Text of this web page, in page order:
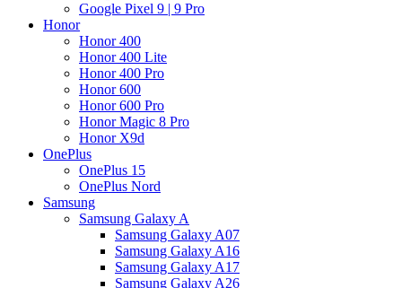
Google Pixel 9 | 9 Pro
Honor
Honor 400
Honor 400 Lite
Honor 400 Pro
Honor 600
Honor 600 Pro
Honor Magic 8 Pro
Honor X9d
OnePlus
OnePlus 15
OnePlus Nord
Samsung
Samsung Galaxy A
Samsung Galaxy A07
Samsung Galaxy A16
Samsung Galaxy A17
Samsung Galaxy A26